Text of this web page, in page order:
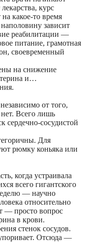
курс
какое-то время
зависит
реабилитации —
питание, грамотная
своевременный
на снижение
и…
от того,
Всего лишь
сердечно-сосудистой
Для
рюмку коньяка или
когда устраивала
всего гигантского
— научно
относительно
— просто вопрос
в крови.
стенок сосудов.
Отсюда —